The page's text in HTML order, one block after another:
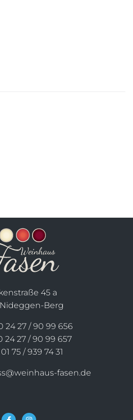
45 a
Berg
24 27 / 90 99 656
24 27 / 90 99 657
75 / 939 74 31
fasen.de